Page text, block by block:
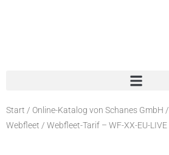
Start / Online-Katalog von Schanes GmbH /
Webfleet / Webfleet-Tarif – WF-XX-EU-LIVE